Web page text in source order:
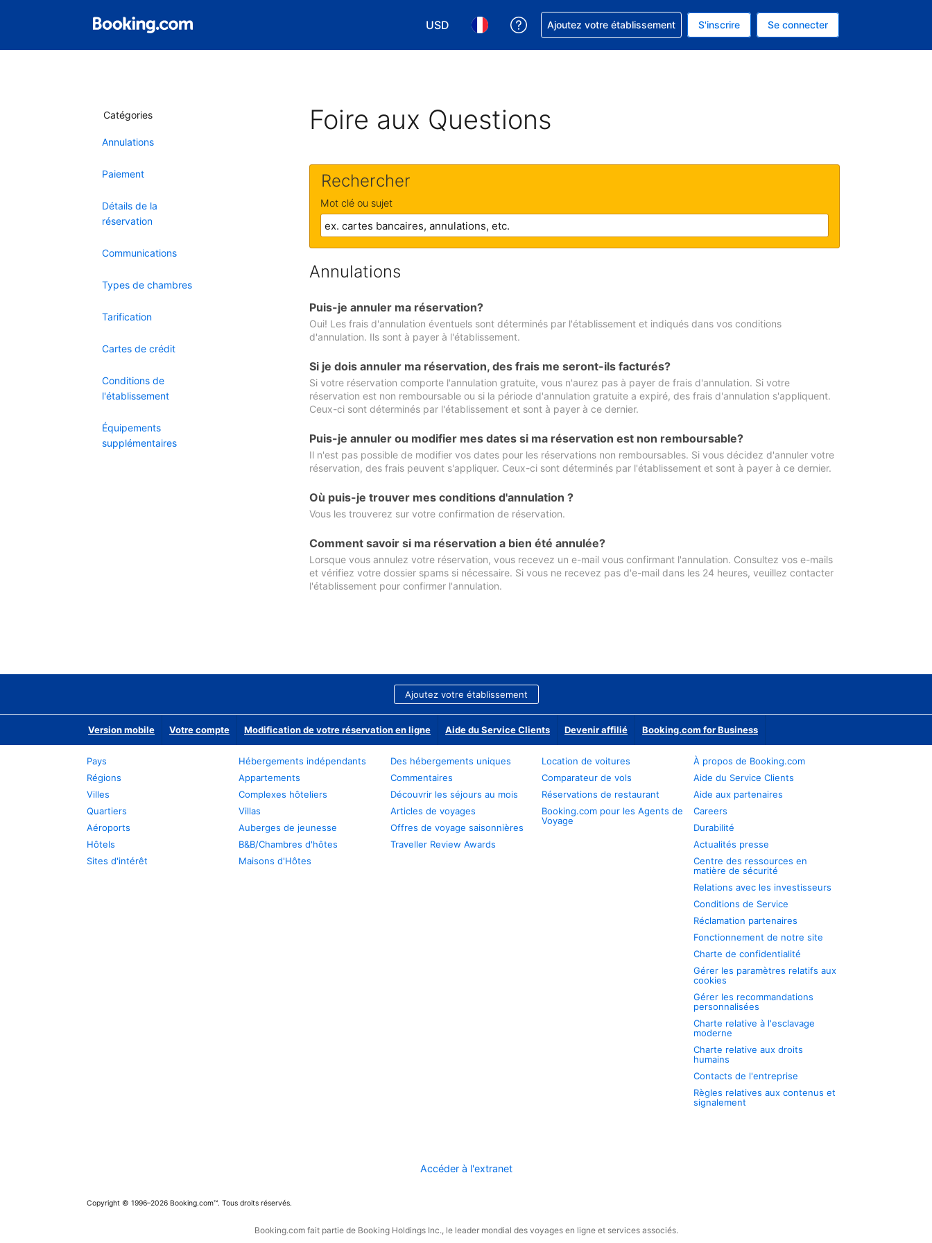
USD
Choisissez votre devise. Votre devise actuelle est celle-ci : Dollar américain.
Choisissez votre langue. Votre langue actuelle est celle-ci : Français.
Obtenez de l'aide concernant votre réservation
Ajoutez votre établissement S'inscrire Se connecter
Catégories
Annulations
Paiement
Détails de la
réservation
Communications
Types de chambres
Tarification
Cartes de crédit
Conditions de
l'établissement
Équipements
supplémentaires
Foire aux Questions
Rechercher
Mot clé ou sujet
Annulations
Puis-je annuler ma réservation?
Oui! Les frais d'annulation éventuels sont déterminés par l'établissement et indiqués dans vos conditions
d'annulation. Ils sont à payer à l'établissement.
Si je dois annuler ma réservation, des frais me seront-ils facturés?
Si votre réservation comporte l'annulation gratuite, vous n'aurez pas à payer de frais d'annulation. Si votre
réservation est non remboursable ou si la période d'annulation gratuite a expiré, des frais d'annulation s'appliquent.
Ceux-ci sont déterminés par l'établissement et sont à payer à ce dernier.
Puis-je annuler ou modifier mes dates si ma réservation est non remboursable?
Il n'est pas possible de modifier vos dates pour les réservations non remboursables. Si vous décidez d'annuler votre
réservation, des frais peuvent s'appliquer. Ceux-ci sont déterminés par l'établissement et sont à payer à ce dernier.
Où puis-je trouver mes conditions d'annulation ?
Vous les trouverez sur votre confirmation de réservation.
Comment savoir si ma réservation a bien été annulée?
Lorsque vous annulez votre réservation, vous recevez un e-mail vous confirmant l'annulation. Consultez vos e-mails
et vérifiez votre dossier spams si nécessaire. Si vous ne recevez pas d'e-mail dans les 24 heures, veuillez contacter
l'établissement pour confirmer l'annulation.
Ajoutez votre établissement
Version mobile Votre compte Modification de votre réservation en ligne Aide du Service Clients Devenir affilié Booking.com for Business
Pays
Régions
Villes
Quartiers
Aéroports
Hôtels
Sites d'intérêt
Hébergements indépendants
Appartements
Complexes hôteliers
Villas
Auberges de jeunesse
B&B/Chambres d'hôtes
Maisons d'Hôtes
Des hébergements uniques
Commentaires
Découvrir les séjours au mois
Articles de voyages
Offres de voyage saisonnières
Traveller Review Awards
Location de voitures
Comparateur de vols
Réservations de restaurant
Booking.com pour les Agents de
Voyage
À propos de Booking.com
Aide du Service Clients
Aide aux partenaires
Careers
Durabilité
Actualités presse
Centre des ressources en
matière de sécurité
Relations avec les investisseurs
Conditions de Service
Réclamation partenaires
Fonctionnement de notre site
Charte de confidentialité
Gérer les paramètres relatifs aux
cookies
Gérer les recommandations
personnalisées
Charte relative à l'esclavage
moderne
Charte relative aux droits
humains
Contacts de l'entreprise
Règles relatives aux contenus et
signalement
Accéder à l'extranet
Copyright © 1996–2026 Booking.com™. Tous droits réservés.
Booking.com fait partie de Booking Holdings Inc., le leader mondial des voyages en ligne et services associés.